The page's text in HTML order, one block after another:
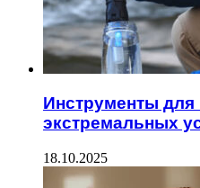
Инструменты
экстремальных
18.10.2025